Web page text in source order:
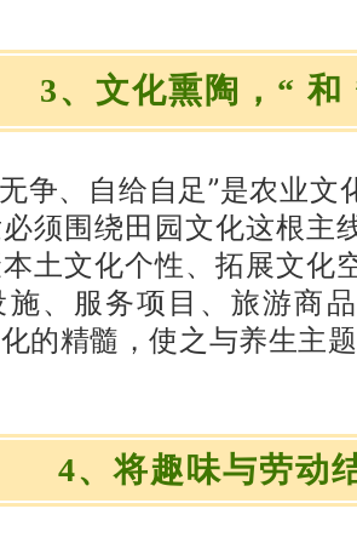
3、文化熏陶，“ 和
争、自给自足”是农业文
须围绕田园文化这根主
土文化个性、拓展文化
、服务项目、旅游商
的精髓，使之与养生主
4、将趣味与劳动